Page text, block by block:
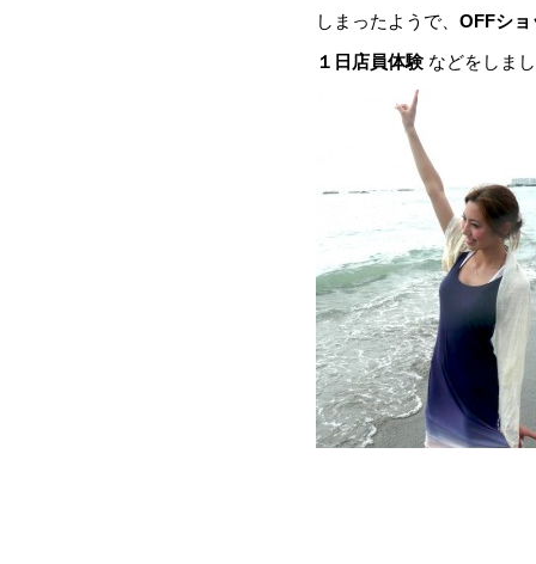
しまったようで、 OFFショ
１日店員体験などをしま